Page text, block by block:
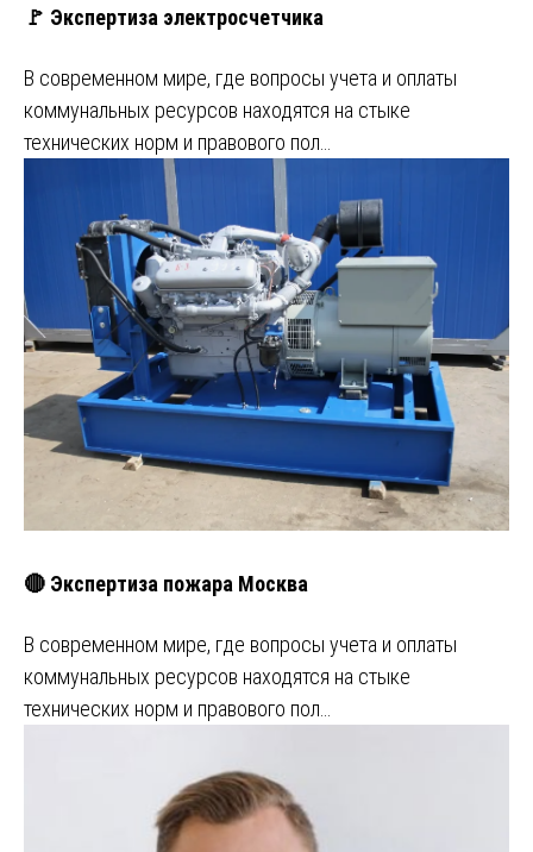
🚩 Экспертиза электросчетчика
В современном мире, где вопросы учета и оплаты
коммунальных ресурсов находятся на стыке
технических норм и правового пол…
🔴 Экспертиза пожара Москва
В современном мире, где вопросы учета и оплаты
коммунальных ресурсов находятся на стыке
технических норм и правового пол…